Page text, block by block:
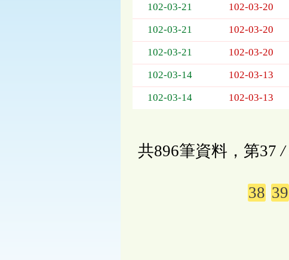
102-03-21 102-03-20
102-03-21 102-03-20
102-03-21 102-03-20
102-03-14 102-03-13
102-03-14 102-03-13
共896筆資料，第37 /
38 39